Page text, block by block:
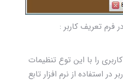
تعریف کاربر :
را با این توع تنظیمات
در استفاده از نرم افزار تابع